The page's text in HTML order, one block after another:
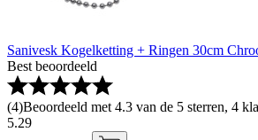
Sanivesk Kogelketting + Ringen 30cm
Best beoordeeld
(4)Beoordeeld met 4.3 van de 5 sterren, 4
5.29